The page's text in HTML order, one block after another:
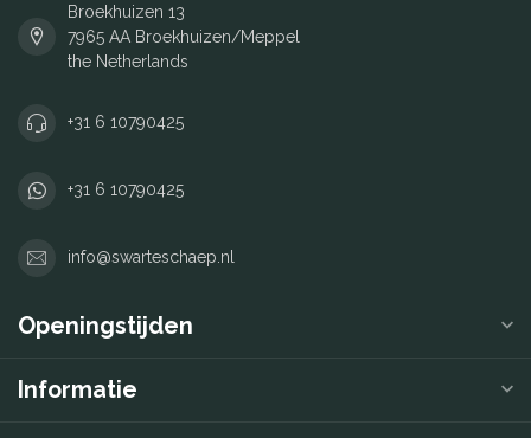
Broekhuizen 13
7965 AA Broekhuizen/Meppel
the Netherlands
+31 6 10790425
+31 6 10790425
info@swarteschaep.nl
Openingstijden
Informatie